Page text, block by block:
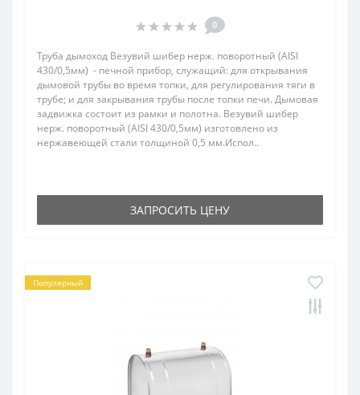
0
Труба дымоход Везувий шибер нерж. поворотный (AISI
430/0,5мм) - печной прибор, служащий: для открывания
дымовой трубы во время топки, для регулирования тяги в
трубе; и для закрывания трубы после топки печи. Дымовая
задвижка состоит из рамки и полотна. Везувий шибер
нерж. поворотный (AISI 430/0,5мм) изготовлено из
нержавеющей стали толщиной 0,5 мм.Испол..
ЗАПРОСИТЬ ЦЕНУ
Популярный